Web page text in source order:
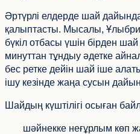
Әртүрлі елдерде шай
қалыптасты. Мысалы,
бүкіл отбасы үшін бірден
минуттан тұндыу әдетке
бес ретке дейін шай іше
ішу кезінде жаңа сусын
Шайдың күштілігі осыған
шәйнекке неғұрлым көп